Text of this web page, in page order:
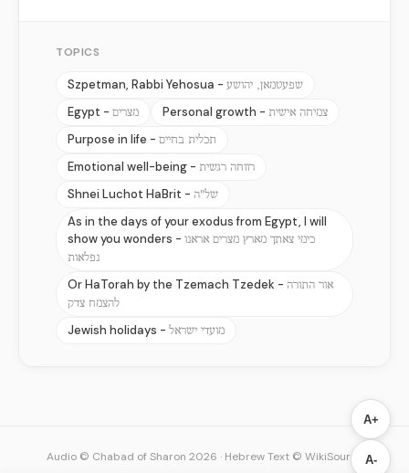
TOPICS
Szpetman, Rabbi Yehosua - שפעטמאן, יהושע
Egypt - מצרים Personal growth - צמיחה אישית
Purpose in life - תכלית בחיים
Emotional well-being - רווחה רגשית
Shnei Luchot HaBrit - של"ה
As in the days of your exodus from Egypt, I will
show you wonders - כימי צאתך מארץ מצרים אראנו
נפלאות
Or HaTorah by the Tzemach Tzedek - אור התורה
להצמח צדק
Jewish holidays - מועדי ישראל
A+
A-
Audio © Chabad of Sharon 2026 · Hebrew Text © WikiSource